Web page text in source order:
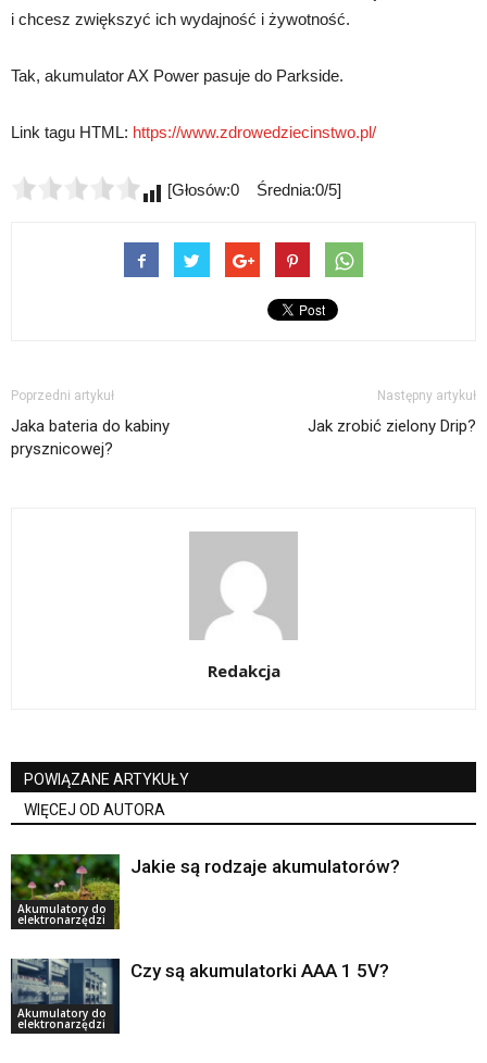
i chcesz zwiększyć ich wydajność i żywotność.
Tak, akumulator AX Power pasuje do Parkside.
Link tagu HTML: https://www.zdrowedziecinstwo.pl/
[Głosów:0 Średnia:0/5]
Poprzedni artykuł
Jaka bateria do kabiny
prysznicowej?
Następny artykuł
Jak zrobić zielony Drip?
Redakcja
POWIĄZANE ARTYKUŁY
WIĘCEJ OD AUTORA
Akumulatory do
elektronarzędzi
Jakie są rodzaje akumulatorów?
Akumulatory do
elektronarzędzi
Czy są akumulatorki AAA 1 5V?